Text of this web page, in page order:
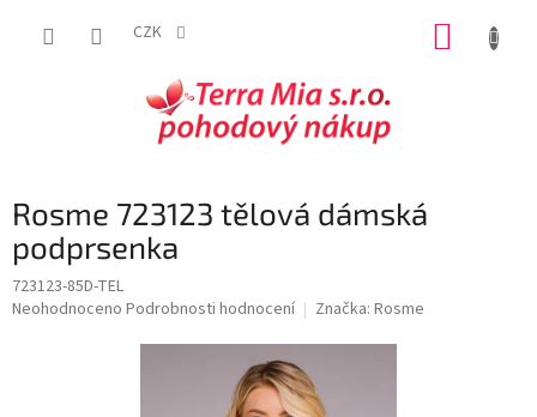
CZK
Rosme 723123 tělová dámská
podprsenka
723123-85D-TEL
Průměrné
Neohodnoceno Podrobnosti hodnocení Značka: Rosme